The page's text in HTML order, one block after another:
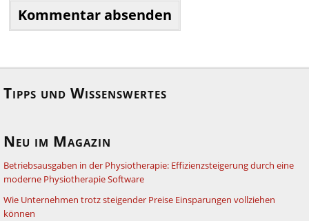
Tipps und Wissenswertes
Neu im Magazin
Betriebsausgaben in der Physiotherapie: Effizienzsteigerung durch eine
moderne Physiotherapie Software
Wie Unternehmen trotz steigender Preise Einsparungen vollziehen
können